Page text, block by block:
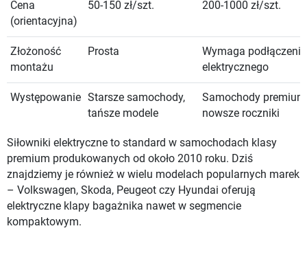
Cena
(orientacyjna)
50-150 zł/szt. 200-1000 zł/szt.
Złożoność
montażu
Prosta
Wymaga podłączenia
elektrycznego
Występowanie Starsze samochody,
tańsze modele
Samochody
nowsze roczniki
Siłowniki elektryczne to standard w samochodach klasy
premium produkowanych od około 2010 roku. Dziś
znajdziemy je również w wielu modelach popularnych marek
– Volkswagen, Skoda, Peugeot czy Hyundai oferują
elektryczne klapy bagażnika nawet w segmencie
kompaktowym.